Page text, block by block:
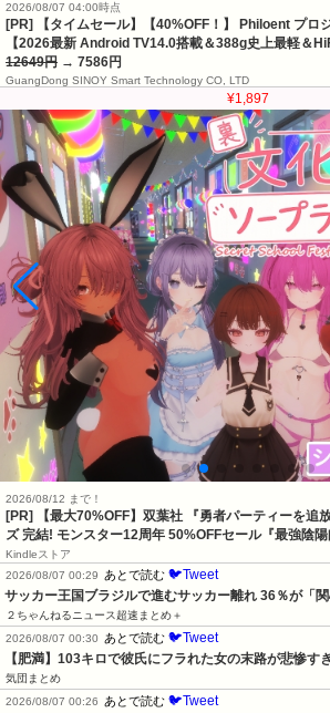
2026/08/07 04:00時点
[PR] 【タイムセール】【40%OFF！】 Philoent プロ
【2026最新 Android TV14.0搭載＆388g史上最軽＆
12649円 → 7586円
GuangDong SINOY Smart Technology CO, LTD
¥1,897
2026/08/12 まで！
[PR] 【最大70%OFF】双葉社 『勇者パーティーを追
ズ 完結! モンスター12周年 50%OFFセール『最強陰
Kindleストア
2026/08/07 00:29
あとで読む 🐦Tweet
サッカー王国ブラジルで進むサッカー離れ 36％が「
２ちゃんねるニュース超速まとめ＋
2026/08/07 00:30
あとで読む 🐦Tweet
【肥満】103キロで彼氏にフラれた女の末路が悲惨す
気団まとめ
2026/08/07 00:26
あとで読む 🐦Tweet